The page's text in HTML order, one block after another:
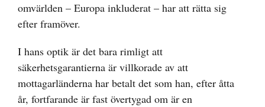
omvärlden – Europa inkluderat – har att rätta sig
efter framöver.
I hans optik är det bara rimligt att
säkerhetsgarantierna är villkorade av att
mottagarländerna har betalt det som han, efter åtta
år, fortfarande är fast övertygad om är en